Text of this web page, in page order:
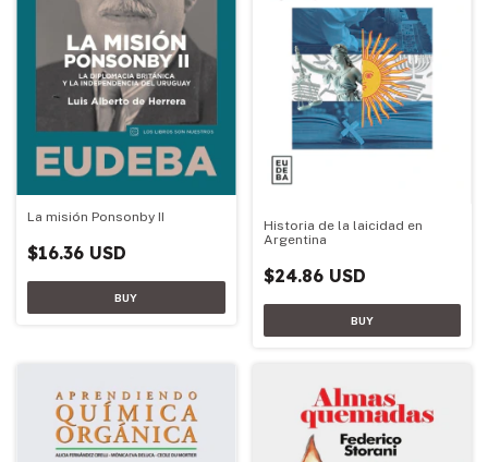
La misión Ponsonby II
$16.36 USD
Historia de la laicidad en
Argentina
$24.86 USD